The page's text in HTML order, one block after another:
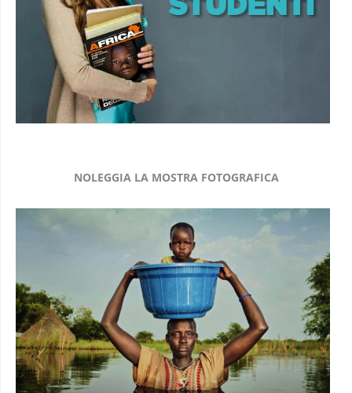
NOLEGGIA LA MOSTRA FOTOGRAFICA